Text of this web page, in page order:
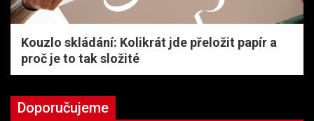
Kouzlo skládání: Kolikrát jde přeložit papír a
proč je to tak složité
Doporučujeme